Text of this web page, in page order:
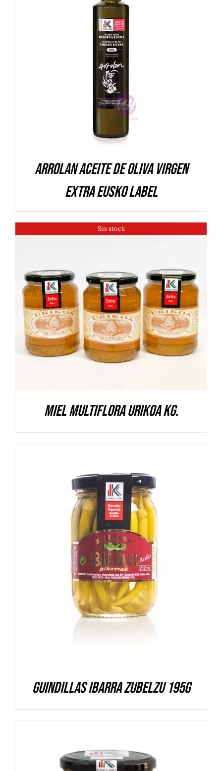
DETALLES
Arrolan Aceite de Oliva Virgen
Extra Eusko Label
Sin stock
DETALLES
Miel multiflora Urikoa Kg.
DETALLES
Guindillas Ibarra Zubelzu 195g